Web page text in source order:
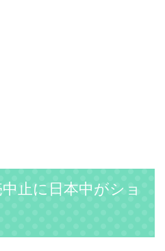
止に日本中がショ